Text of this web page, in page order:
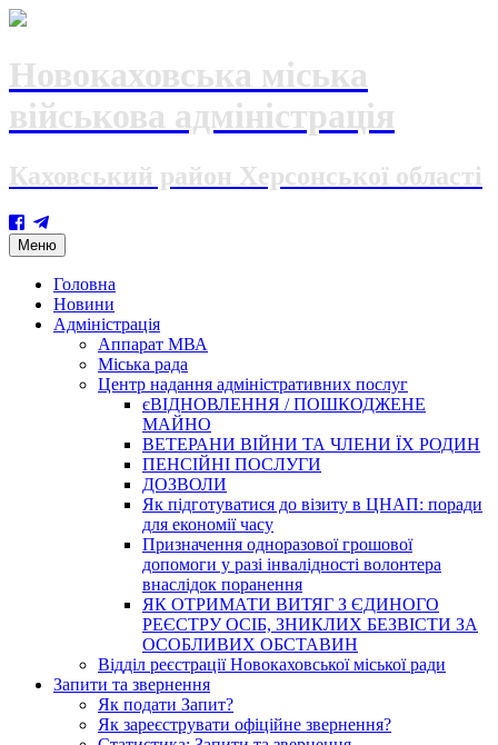
Новокаховська міська
військова адміністрація
Каховський район Херсонської області
Меню Skip
to
content
Головна
Новини
Адміністрація
Аппарат МВА
Міська рада
Центр надання адміністративних послуг
єВІДНОВЛЕННЯ / ПОШКОДЖЕНЕ
МАЙНО
ВЕТЕРАНИ ВІЙНИ ТА ЧЛЕНИ ЇХ РОДИН
ПЕНСІЙНІ ПОСЛУГИ
ДОЗВОЛИ
Як підготуватися до візиту в ЦНАП: поради
для економії часу
Призначення одноразової грошової
допомоги у разі інвалідності волонтера
внаслідок поранення
ЯК ОТРИМАТИ ВИТЯГ З ЄДИНОГО
РЕЄСТРУ ОСІБ, ЗНИКЛИХ БЕЗВІСТИ ЗА
ОСОБЛИВИХ ОБСТАВИН
Відділ реєстрації Новокаховської міської ради
Запити та звернення
Як подати Запит?
Як зареєструвати офіційне звернення?